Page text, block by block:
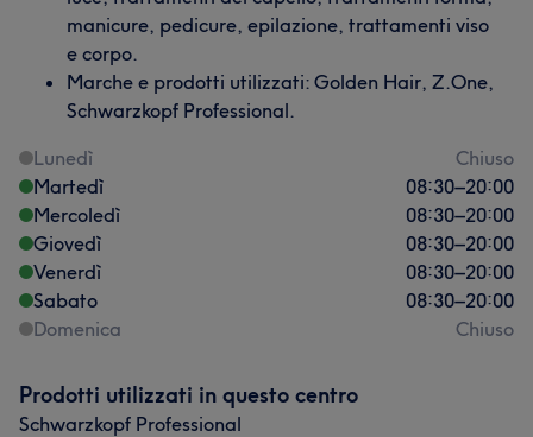
manicure, pedicure, epilazione, trattamenti viso
e corpo.
Marche e prodotti utilizzati: Golden Hair, Z.One,
Schwarzkopf Professional.
Lunedì
Chiuso
Martedì
08:30–20:00
Mercoledì
08:30–20:00
Giovedì
08:30–20:00
Venerdì
08:30–20:00
Sabato
08:30–20:00
Domenica
Chiuso
Prodotti utilizzati in questo centro
Schwarzkopf Professional